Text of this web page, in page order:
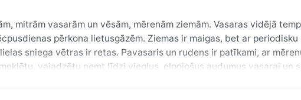
mitrām vasarām un vēsām, mērenām ziemām. Vasaras vidējā
pērkona lietusgāzēm. Ziemas ir maigas, bet ar periodisku
sniega vētras ir retas. Pavasaris un rudens ir patīkami, ar
vajadzētu ņemt līdzi vieglus, elpojošus audumus vasarai un